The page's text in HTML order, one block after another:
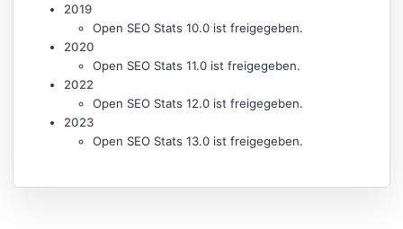
2019
Open SEO Stats 10.0 ist freigegeben.
2020
Open SEO Stats 11.0 ist freigegeben.
2022
Open SEO Stats 12.0 ist freigegeben.
2023
Open SEO Stats 13.0 ist freigegeben.